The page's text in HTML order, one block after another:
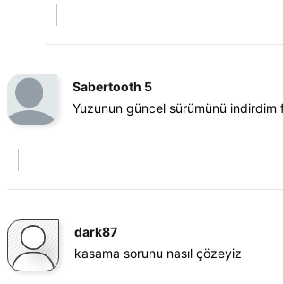
Sabertooth 5
Yuzunun güncel sürümünü indirdim
dark87
kasama sorunu nasıl çözeyiz